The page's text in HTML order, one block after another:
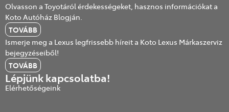
Olvasson a Toyotáról érdekességeket, hasznos információkat a
Koto Autóház Blogján.
TOVÁBB
Ismerje meg a Lexus legfrissebb híreit a Koto Lexus Márkaszerviz
bejegyzéseiből!
TOVÁBB
Lépjünk kapcsolatba!
Elérhetőségeink